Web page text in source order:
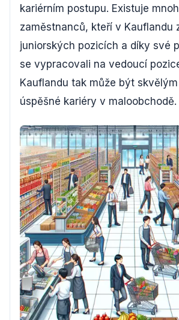
kariérním postupu. Existuje
zaměstnanců, kteří v Kauflandu
juniorských pozicích a díky své
se vypracovali na vedoucí
Kauflandu tak může být
úspěšné kariéry v maloobchodě.